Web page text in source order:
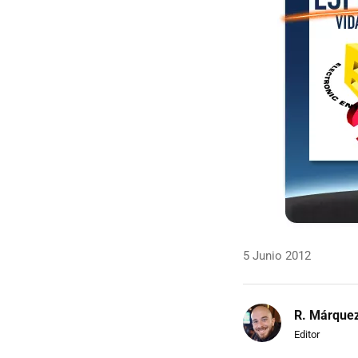
5 Junio 2012
R.
Editor